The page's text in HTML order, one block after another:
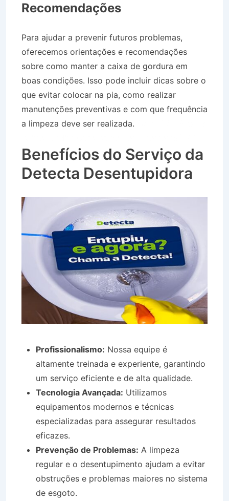
Recomendações
Para ajudar a prevenir futuros problemas,
oferecemos orientações e recomendações
sobre como manter a caixa de gordura em
boas condições. Isso pode incluir dicas sobre o
que evitar colocar na pia, como realizar
manutenções preventivas e com que frequência
a limpeza deve ser realizada.
Benefícios do Serviço da
Detecta Desentupidora
Profissionalismo: Nossa equipe é
altamente treinada e experiente, garantindo
um serviço eficiente e de alta qualidade.
Tecnologia Avançada: Utilizamos
equipamentos modernos e técnicas
especializadas para assegurar resultados
eficazes.
Prevenção de Problemas: A limpeza
regular e o desentupimento ajudam a evitar
obstruções e problemas maiores no sistema
de esgoto.